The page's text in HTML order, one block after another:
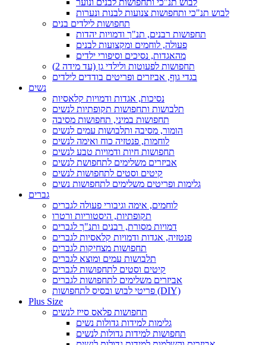
לבוש תנ"כי ותחפושות צנועות לבנות ונערות
תחפושות לילדים בנים
תחפושות רבנים, תנ"ך ודמויות יהדות
פעולה, לוחמים ומקצועות לבנים
מהאגדות, נסיכים וסיפורי ילדים
תחפושות לפעוטות ולילדי גן (עד מידה 2)
בגדי גוף, אביזרים ופריטים בודדים לילדים
נשים
נסיכות, אגדות ודמויות קלאסיות
תלבושות ותחפושות תקופתיות לנשים
תחפושות במיני, תחפושות מסיבה
הומור, מסיבה ותלבושות עמים לנשים
לוחמות, פנטזיה כוח ואימה לנשים
תחפושות חיות ודמויות טבע לנשים
אביזרים משלימים לתחפושת לנשים
קיטים וסטים לתחפושות לנשים
גלימות ופריטים משלימים לתחפושות נשים
גברים
לוחמים, אימה וגיבורי פעולה לגברים
תקופתיות, היסטוריות ורטרו
דמויות מסורת, רבנים ותנ"ך לגברים
פנטזיה, אגדות ודמויות קלאסיות לגברים
תחפושות מצחיקות לגברים
תלבושות עמים ומוצא לגברים
קיטים וסטים לתחפושות לגברים
אביזרים משלימים לתחפושות לגברים
פריטי לבוש ובסיס לתחפושות (DIY)
Plus Size
תחפושות פלאס סייז לנשים
גלימות למידות גדולות נשים
תחפושות למידות גדולות לנשים